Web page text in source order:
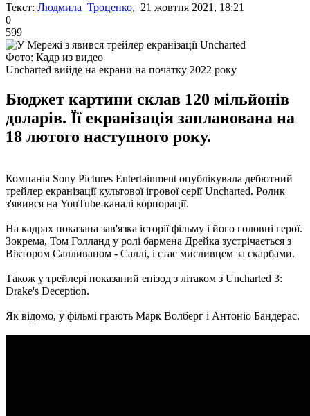
Текст: Людмила Троценко, 21 жовтня 2021, 18:21
0
599
Фото: Кадр из видео
Uncharted вийде на екрани на початку 2022 року
Бюджет картини склав 120 мільйонів
доларів. Її екранізація запланована на
18 лютого наступного року.
Компанія Sony Pictures Entertainment опублікувала дебютний
трейлер екранізації культової ігрової серії Uncharted. Ролик
з'явився на YouTube-каналі корпорації.
На кадрах показана зав'язка історії фільму і його головні герої.
Зокрема, Том Голланд у ролі бармена Дрейка зустрічається з
Віктором Салливаном - Саллі, і стає мисливцем за скарбами.
Також у трейлері показаний епізод з літаком з Uncharted 3:
Drake's Deception.
Як відомо, у фільмі грають Марк Волберг і Антоніо Бандерас.